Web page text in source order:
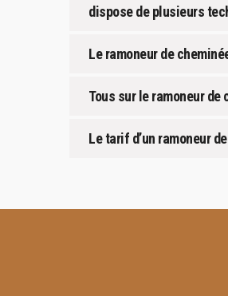
dispose de plusieurs
Le ramoneur de
Tous sur le ramoneur
Le tarif d’un ramoneur